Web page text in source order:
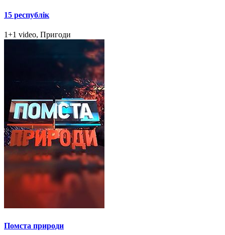
15 республік
1+1 video, Пригоди
Помста природи